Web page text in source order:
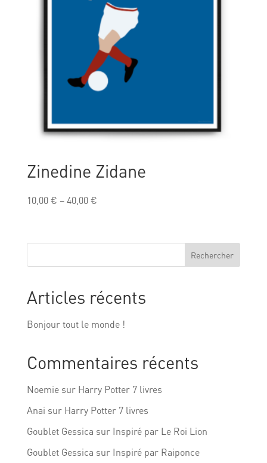
Zinedine Zidane
10,00€ –40,00€
Rechercher
Articles récents
Bonjour tout le monde !
Commentaires récents
Noemiesur Harry Potter 7 livres
Anai sur Harry Potter 7 livres
Goublet Gessica sur Inspiré par Le Roi Lion
Goublet Gessica sur Inspiré par Raiponce